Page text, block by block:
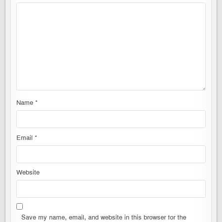
Name*
Email*
Website
Save my name, email, and website in this browser for the